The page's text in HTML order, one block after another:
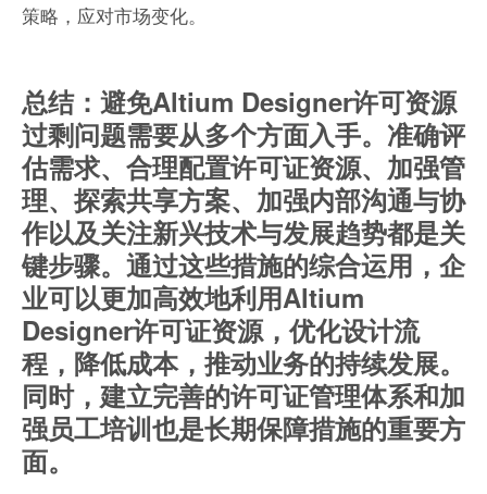
策略，应对市场变化。
总结：避免Altium Designer许可资源
过剩问题需要从多个方面入手。准确评
估需求、合理配置许可证资源、加强管
理、探索共享方案、加强内部沟通与协
作以及关注新兴技术与发展趋势都是关
键步骤。通过这些措施的综合运用，企
业可以更加高效地利用Altium
Designer许可证资源，优化设计流
程，降低成本，推动业务的持续发展。
同时，建立完善的许可证管理体系和加
强员工培训也是长期保障措施的重要方
面。